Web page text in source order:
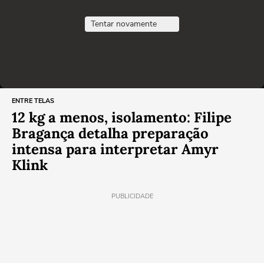
Tentar novamente
ENTRE TELAS
12 kg a menos, isolamento: Filipe
Bragança detalha preparação
intensa para interpretar Amyr
Klink
PUBLICIDADE